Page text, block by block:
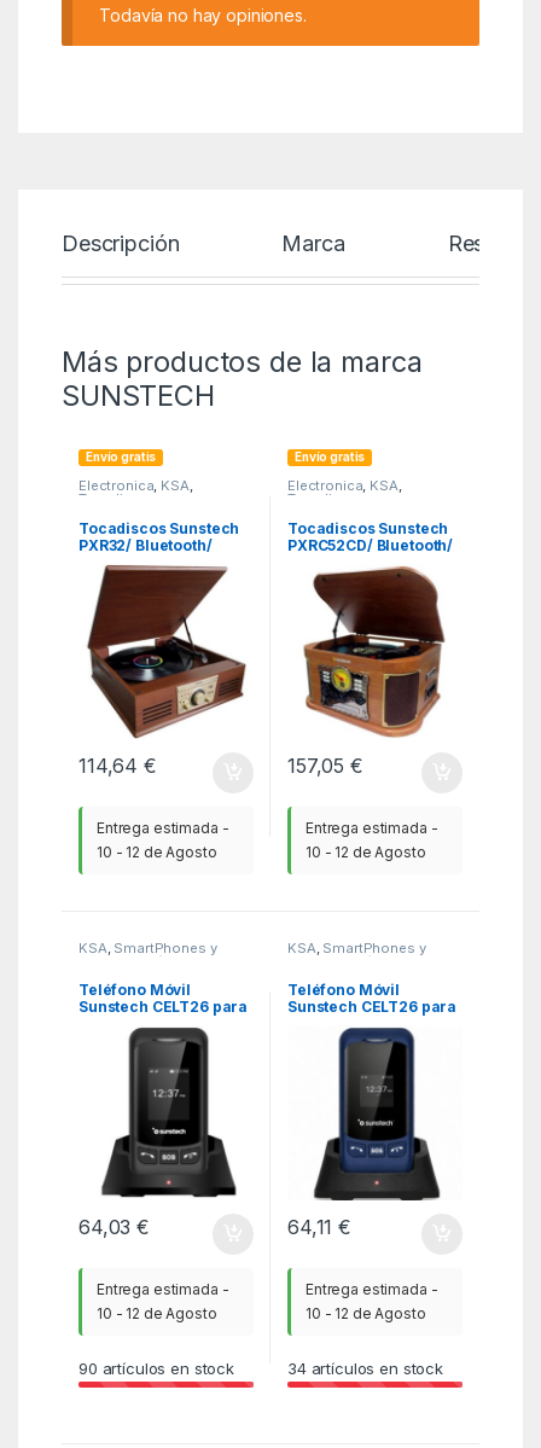
Todavía no hay opiniones.
Descripción Marca Reseñas
Más productos de la marca
SUNSTECH
Envío gratis
Electronica, KSA,
Tocadiscos
Tocadiscos Sunstech
PXR32/ Bluetooth/
Radio FM/ Conversor a
MP3
114,64€
Entrega estimada -
10 - 12 de Agosto
Envío gratis
Electronica, KSA,
Tocadiscos
Tocadiscos Sunstech
PXRC52CD/ Bluetooth/
Radio FM/ Cassette/
Conversor a MP3
157,05€
Entrega estimada -
10 - 12 de Agosto
KSA SmartPhones y
Moviles Teléfonos
Teléfono Móvil
Sunstech CELT26 para
Personas Mayores/
64,03€
Entrega estimada -
10 - 12 de Agosto
90 artículos en stock
KSA SmartPhones y
Moviles Teléfonos
Teléfono Móvil
Sunstech CELT26 para
Personas Mayores/
64,11€
Entrega estimada -
10 - 12 de Agosto
34artículos en stock